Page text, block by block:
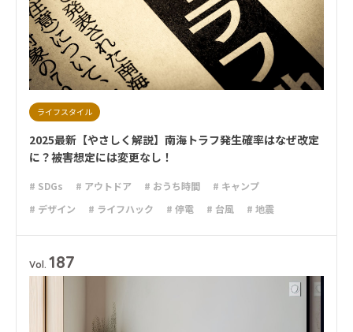
ライフスタイル
2025最新【やさしく解説】南海トラフ発生確率はなぜ改定
に？被害想定には変更なし！
# SDGs # アウトドア # おうち時間
# キャンプ
# デザイン
# ライフハック # 停電 # 台風
# 地震
# 防災
# 防災グッズ
Vol. 187